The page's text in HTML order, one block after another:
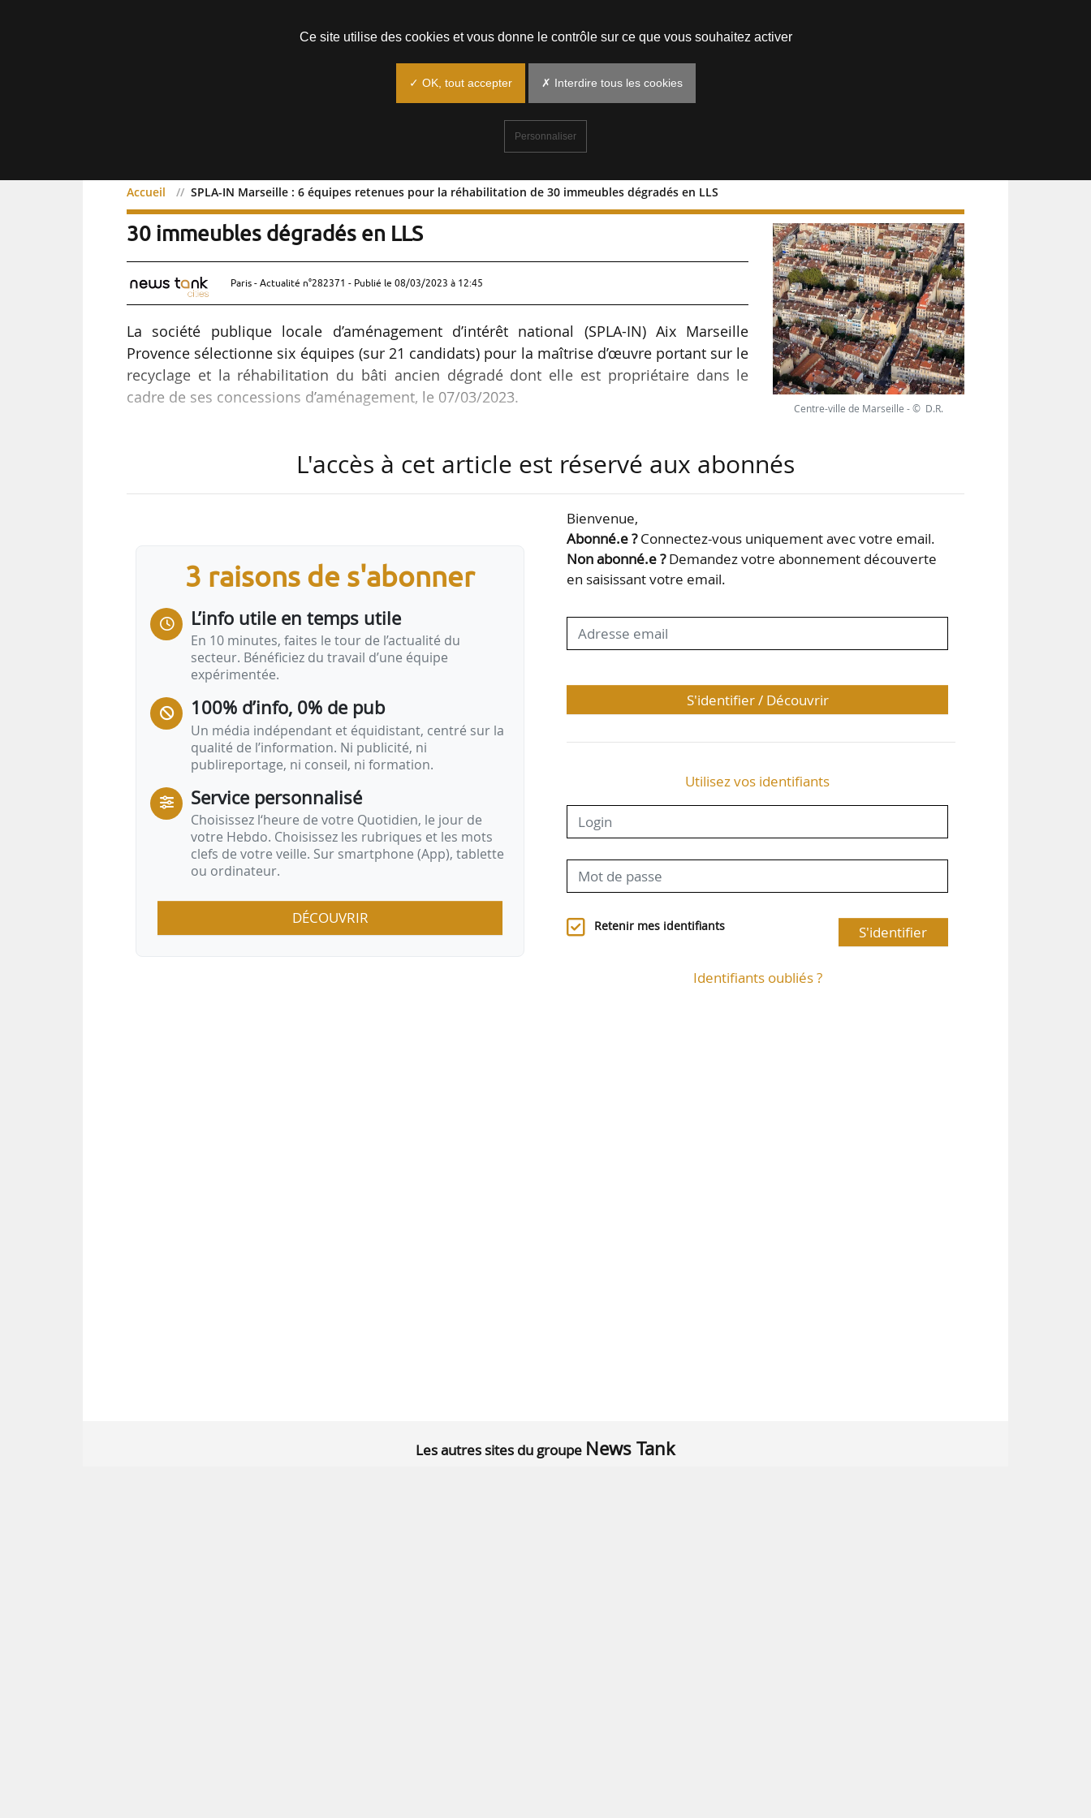
Accueil SPLA-IN Marseille : 6 équipes retenues pour la réhabilitation de 30 immeubles dégradés en LLS
SPLA-IN Marseille : 6 équipes retenues pour la réhabilitation de
30 immeubles dégradés en LLS
Paris - Actualité n°282371 - Publié le 08/03/2023 à 12:45
La société publique locale d’aménagement d’intérêt national (SPLA-IN) Aix Marseille
Provence sélectionne six équipes (sur 21 candidats) pour la maîtrise d’œuvre portant sur le
recyclage et la réhabilitation du bâti ancien dégradé dont elle est propriétaire dans le
cadre de ses concessions d’aménagement, le 07/03/2023.
Huitetdemi, SASU Atelier Cord, Muriel Sattler Architecture et la SARL PLÒ Architectes et
assumer les missions complètes de maîtrise d’œuvre répondant aux ambitions
Centre-ville de Marseille - © D.R.
L'accès à cet article est réservé aux abonnés
3 raisons de s'abonner
L’info utile en temps utile
En 10 minutes, faites le tour de l’actualité du
secteur. Bénéficiez du travail d’une équipe
expérimentée.
100% d’info, 0% de pub
Un média indépendant et équidistant, centré sur la
qualité de l’information. Ni publicité, ni
publireportage, ni conseil, ni formation.
Service personnalisé
Choisissez l‘heure de votre Quotidien, le jour de
votre Hebdo. Choisissez les rubriques et les mots
clefs de votre veille. Sur smartphone (App), tablette
ou ordinateur.
DÉCOUVRIR
Bienvenue,
Abonné.e ?Connectez-vous uniquement avec votre email.
Non abonné.e ?Demandez votre abonnement découverte
en saisissant votre email.
S'identifier / Découvrir
Utilisez vos identifiants
Retenir mes identifiants S'identifier
Identifiants oubliés ?
Les autres sites du groupe News Tank
Ce site utilise des cookies et vous donne le contrôle sur ce que vous souhaitez activer
✓ OK, tout accepter ✗ Interdire tous les cookies
Personnaliser